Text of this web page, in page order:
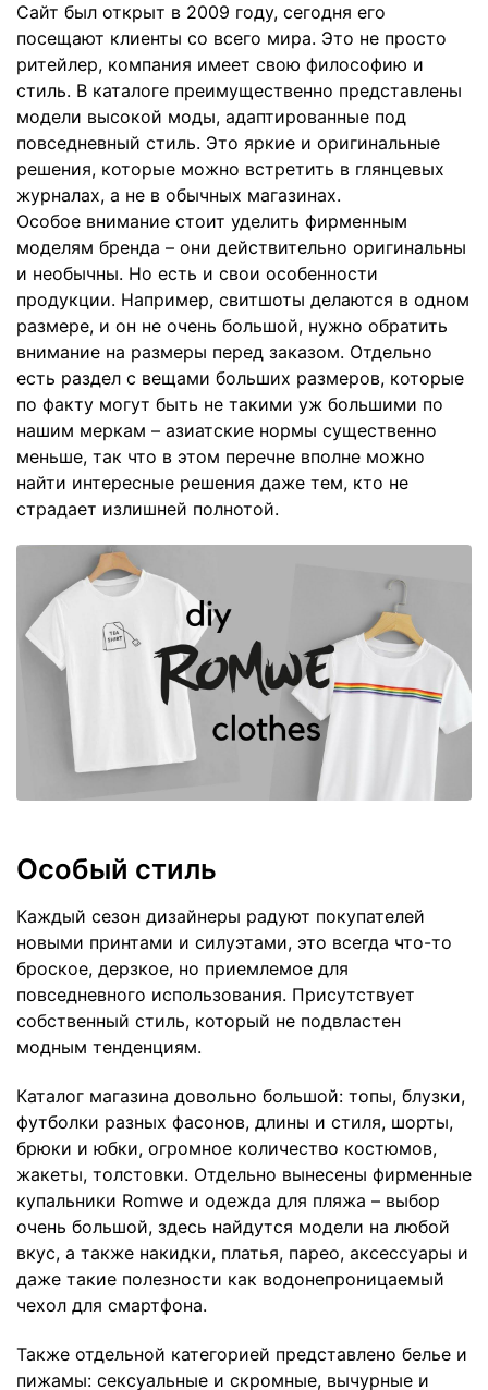
Сайт был открыт в 2009 году, сегодня его
посещают клиенты со всего мира. Это не просто
ритейлер, компания имеет свою философию и
стиль. В каталоге преимущественно представлены
модели высокой моды, адаптированные под
повседневный стиль. Это яркие и оригинальные
решения, которые можно встретить в глянцевых
журналах, а не в обычных магазинах.
Особое внимание стоит уделить фирменным
моделям бренда – они действительно оригинальны
и необычны. Но есть и свои особенности
продукции. Например, свитшоты делаются в одном
размере, и он не очень большой, нужно обратить
внимание на размеры перед заказом. Отдельно
есть раздел с вещами больших размеров, которые
по факту могут быть не такими уж большими по
нашим меркам – азиатские нормы существенно
меньше, так что в этом перечне вполне можно
найти интересные решения даже тем, кто не
страдает излишней полнотой.
Особый стиль
Каждый сезон дизайнеры радуют покупателей
новыми принтами и силуэтами, это всегда что-то
броское, дерзкое, но приемлемое для
повседневного использования. Присутствует
собственный стиль, который не подвластен
модным тенденциям.
Каталог магазина довольно большой: топы, блузки,
футболки разных фасонов, длины и стиля, шорты,
брюки и юбки, огромное количество костюмов,
жакеты, толстовки. Отдельно вынесены фирменные
купальники Romwe и одежда для пляжа – выбор
очень большой, здесь найдутся модели на любой
вкус, а также накидки, платья, парео, аксессуары и
даже такие полезности как водонепроницаемый
чехол для смартфона.
Также отдельной категорией представлено белье и
пижамы: сексуальные и скромные, вычурные и